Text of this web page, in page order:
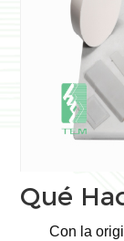
Qué
Con la